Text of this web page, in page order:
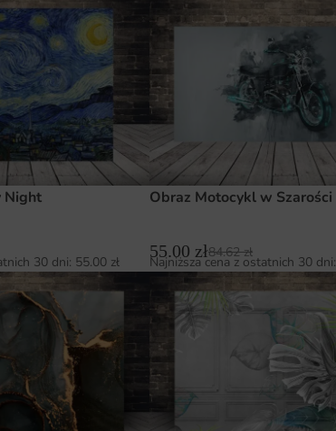
Night
30 dni: 55.00 zł
Obraz Motocykl w Szarości
55.00 zł84.62zł
Najniższa cena z ostatnich 30 dni: